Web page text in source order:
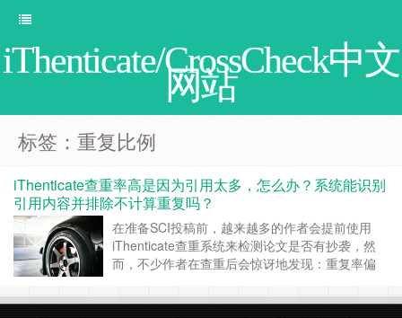
iThenticate/CrossCheck中文
网站
标签：重复比例
iThenticate查重率高是因为引用太多，怎么办？系统能识别
引用内容并排除不计算重复吗？
在准备SCI投稿前，越来越多的作者会提前使用
iThenticate查重系统来检测论文是否有抄袭，然
而，不少作者在查重后会惊讶地发现：重复率偏
容太多。这时候，很多人都会疑惑： 是不是引用